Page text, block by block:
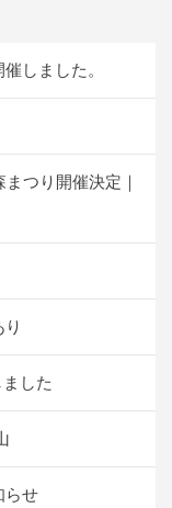
しました。
つり開催決定｜
した
らせ